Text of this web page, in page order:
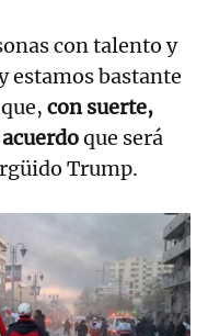
con talento y
estamos bastante
con suerte,
que será
Trump.